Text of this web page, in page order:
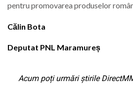
pentru promovarea produselor
Călin Bota
Deputat PNL Maramureș
Acum poți urmări știrile